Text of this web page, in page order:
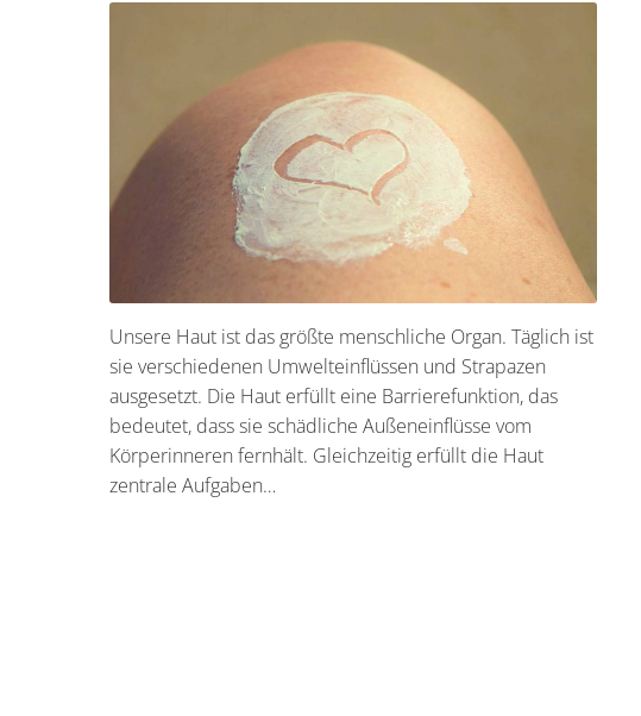
Unsere Haut ist das größte menschliche Organ. Täglich ist
sie verschiedenen Umwelteinflüssen und Strapazen
ausgesetzt. Die Haut erfüllt eine Barrierefunktion, das
bedeutet, dass sie schädliche Außeneinflüsse vom
Körperinneren fernhält. Gleichzeitig erfüllt die Haut
zentrale Aufgaben…